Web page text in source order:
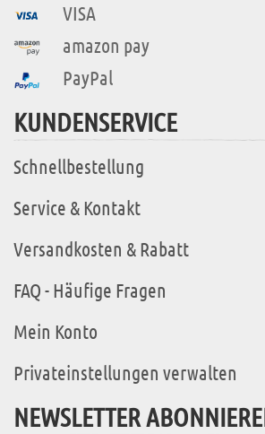
VISA
amazon pay
PayPal
KUNDENSERVICE
Schnellbestellung
Service & Kontakt
Versandkosten & Rabatt
FAQ - Häufige Fragen
Mein Konto
Privateinstellungen verwalten
NEWSLETTER